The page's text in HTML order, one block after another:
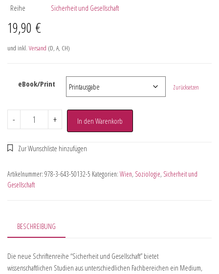
Reihe
Sicherheit und Gesellschaft
19,90 €
und inkl. Versand (D, A, CH)
eBook/Print Zurücksetzen
- + In den Warenkorb
Artikelnummer: 978-3-643-50132-5 Kategorien: Wien, Soziologie, Sicherheit und
Gesellschaft
BESCHREIBUNG
Die neue Schriftenreihe “Sicherheit und Gesellschaft” bietet
wissenschaftlichen Studien aus unterschiedlichen Fachbereichen ein Medium,